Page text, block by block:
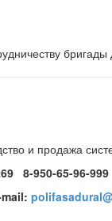
и продажа
8-950-65-96-
mail: